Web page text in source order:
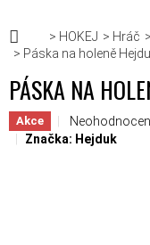
Domů
HOKEJ Hráč
Páska na holeně
PÁSKA NA
Akce Průměrné
Značka: Hejduk